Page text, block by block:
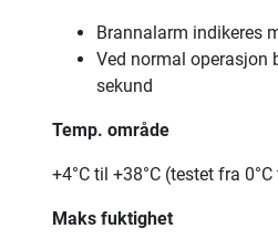
Brannalarm indikeres
Ved normal operasjon
sekund
Temp. område
+4°C til +38°C (testet fra 0°C
Maks fuktighet